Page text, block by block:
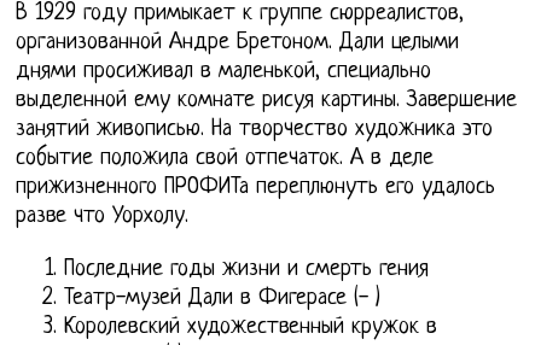
В 1929 году примыкает к группе сюрреалистов,
организованной Андре Бретоном. Дали целыми
днями просиживал в маленькой, специально
выделенной ему комнате рисуя картины. Завершение
занятий живописью. На творчество художника это
событие положила свой отпечаток. А в деле
прижизненного ПРОФИТа переплюнуть его удалось
разве что Уорхолу.
Последние годы жизни и смерть гения
Театр-музей Дали в Фигерасе (- )
Королевский художественный кружок в